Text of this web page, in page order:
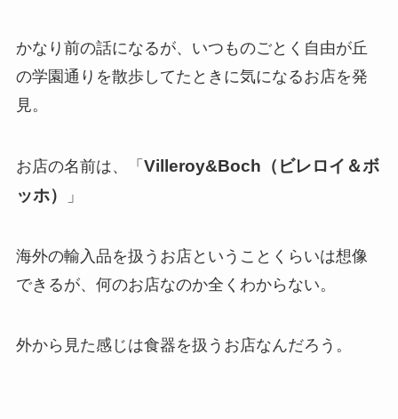
かなり前の話になるが、いつものごとく自由が丘
の学園通りを散歩してたときに気になるお店を発
見。
お店の名前は、「 Villeroy&Boch（ビレロイ＆ボ
ッホ）
」
海外の輸入品を扱うお店ということくらいは想像
できるが、何のお店なのか全くわからない。
外から見た感じは食器を扱うお店なんだろう。